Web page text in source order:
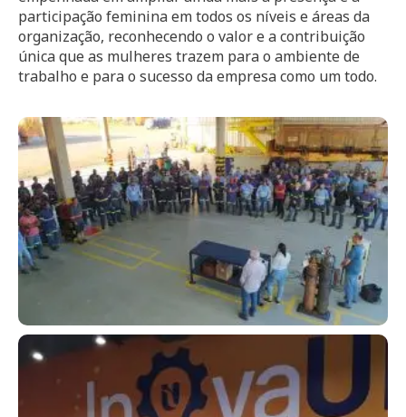
participação feminina em todos os níveis e áreas da
organização, reconhecendo o valor e a contribuição
única que as mulheres trazem para o ambiente de
trabalho e para o sucesso da empresa como um todo.